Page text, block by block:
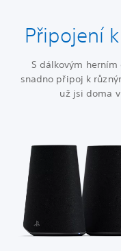
Připojení
S dálkovým
snadno připoj k
už jsi doma